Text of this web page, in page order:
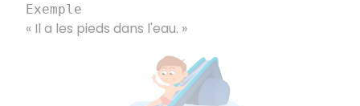
Exemple
« Il a les pieds dans l'eau. »